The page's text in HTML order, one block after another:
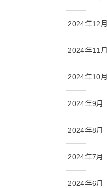
2024年12月
2024年11月
2024年10月
2024年9月
2024年8月
2024年7月
2024年6月